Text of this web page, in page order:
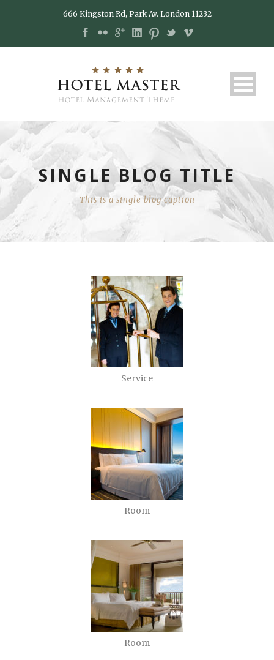
666 Kingston Rd, Park Av. London 11232
SINGLE BLOG TITLE
This is a single blog caption
Service
Room
Room